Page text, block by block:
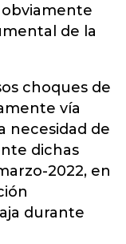
obviamente
de la
choques de
vía
necesidad de
dichas
2022, en
durante